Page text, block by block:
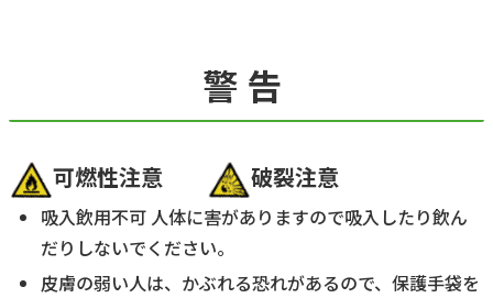
警告
可燃性注意 破裂注意
吸入飲用不可 人体に害がありますので吸入したり飲ん
だりしないでください。
皮膚の弱い人は、かぶれる恐れがあるので、保護手袋を